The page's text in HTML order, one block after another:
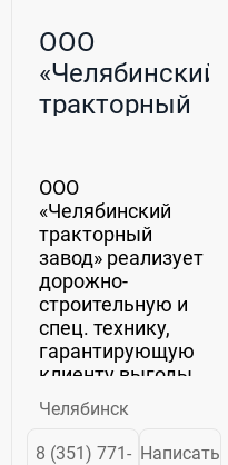
ООО
«Челябинский
тракторный
ООО
«Челябинский
тракторный
завод» реализует
дорожно-
строительную и
спец. технику,
гарантирующую
клиенту выгоды
от приобретения
благодаря
бескомпромиссному
Челябинск
8 (351) 771- Написать